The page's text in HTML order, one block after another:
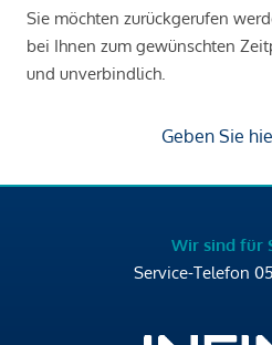
Sie möchten zurückgerufen
bei Ihnen zum gewünschten
und unverbindlich.
Geben Sie
Wir sind für
Service-Telefon